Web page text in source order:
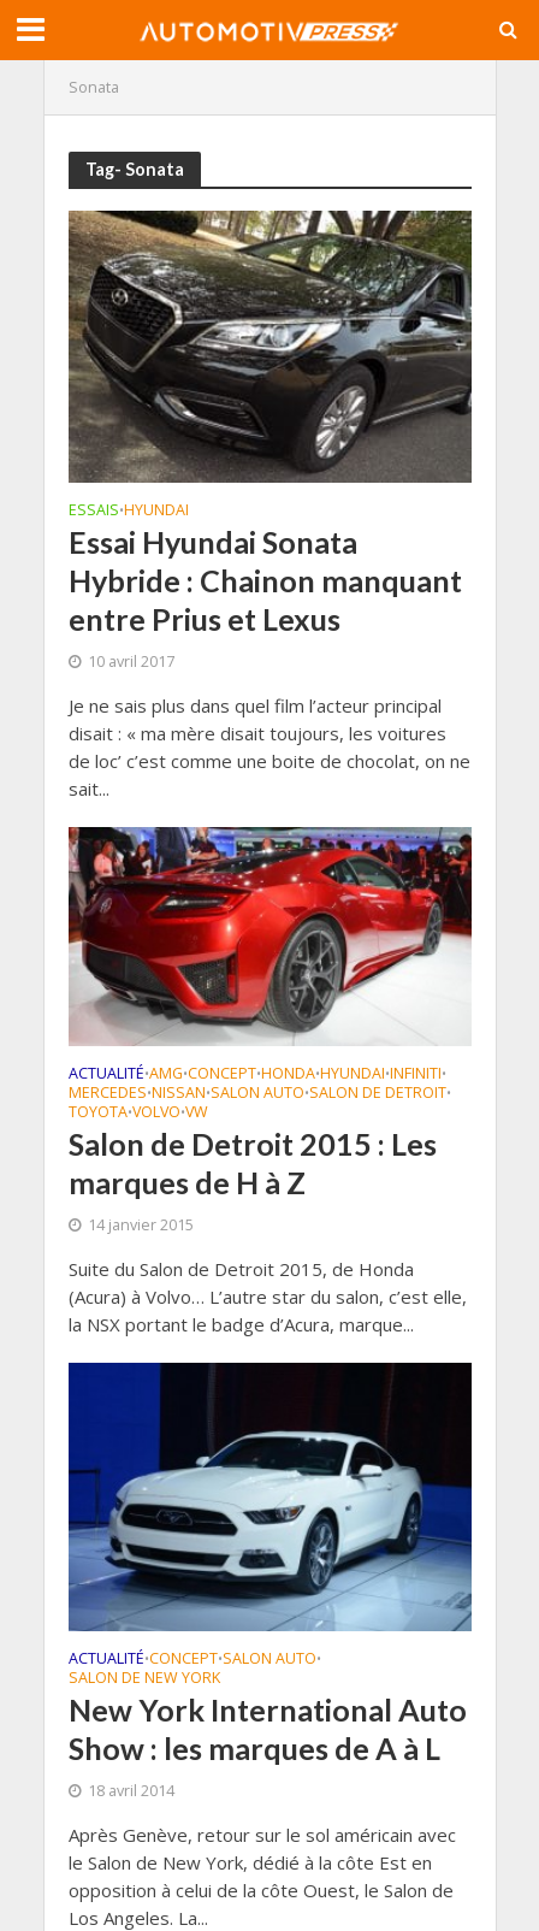
Sonata
Tag- Sonata
ESSAIS•HYUNDAI
Essai Hyundai Sonata
Hybride : Chainon manquant
entre Prius et Lexus
10 avril 2017
Je ne sais plus dans quel film l’acteur principal
disait : « ma mère disait toujours, les voitures
de loc’ c’est comme une boite de chocolat, on ne
sait...
ACTUALITÉ•AMG•CONCEPT•HONDA•HYUNDAI•INFINITI•
MERCEDES•NISSAN•SALON AUTO•SALON DE DETROIT•
TOYOTA•VOLVO•VW
Salon de Detroit 2015 : Les
marques de H à Z
14 janvier 2015
Suite du Salon de Detroit 2015, de Honda
(Acura) à Volvo… L’autre star du salon, c’est elle,
la NSX portant le badge d’Acura, marque...
ACTUALITÉ•CONCEPT•SALON AUTO•
SALON DE NEW YORK
New York International Auto
Show : les marques de A à L
18 avril 2014
Après Genève, retour sur le sol américain avec
le Salon de New York, dédié à la côte Est en
opposition à celui de la côte Ouest, le Salon de
Los Angeles. La...